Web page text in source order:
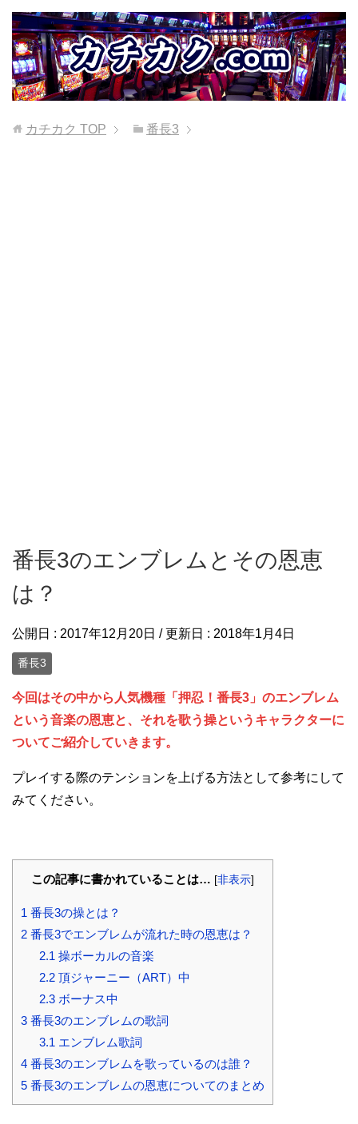
カチカク TOP 番長3
番長3のエンブレムとその恩恵
は？
公開日 : 2017年12月20日 / 更新日 : 2018年1月4日
番長3
今回はその中から人気機種「押忍！番長3」のエンブレム
という音楽の恩恵と、それを歌う操というキャラクターに
ついてご紹介していきます。
プレイする際のテンションを上げる方法として参考にして
みてください。
この記事に書かれていることは… [非表示]
1 番長3の操とは？
2 番長3でエンブレムが流れた時の恩恵は？
2.1 操ボーカルの音楽
2.2頂ジャーニー（ART）中
2.3ボーナス中
3 番長3のエンブレムの歌詞
3.1 エンブレム歌詞
4 番長3のエンブレムを歌っているのは誰？
5 番長3のエンブレムの恩恵についてのまとめ